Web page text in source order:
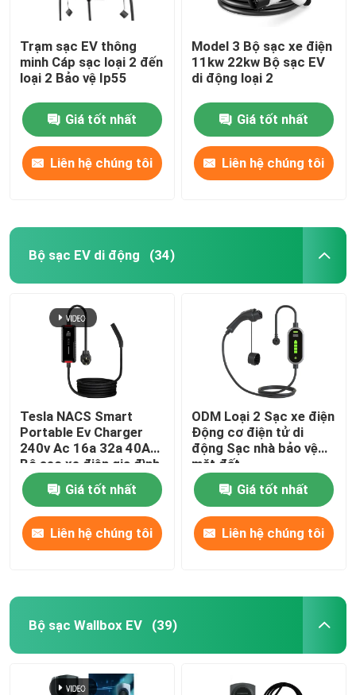
Trạm sạc EV thông
minh Cáp sạc loại 2 đến
loại 2 Bảo vệ Ip55
Giá tốt nhất
Liên hệ chúng tôi
Model 3 Bộ sạc xe điện
11kw 22kw Bộ sạc EV
di động loại 2
Giá tốt nhất
Liên hệ chúng tôi
Bộ sạc EV di động (34)
Tesla NACS Smart
Portable Ev Charger
240v Ac 16a 32a 40A
Bộ sạc xe điện gia đình
Giá tốt nhất
Liên hệ chúng tôi
ODM Loại 2 Sạc xe điện
Động cơ điện tử di
động Sạc nhà bảo vệ
mặt đất
Giá tốt nhất
Liên hệ chúng tôi
Bộ sạc Wallbox EV (39)